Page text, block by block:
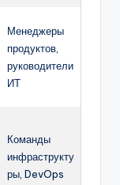
Менеджеры
продуктов,
руководители
ИТ
Команды
инфраструкту
ры, DevOps